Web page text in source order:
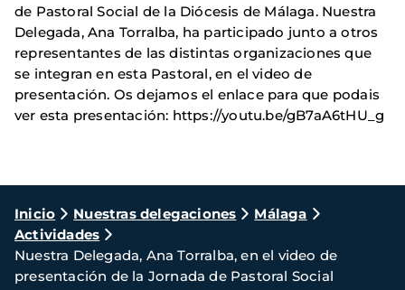
de Pastoral Social de la Diócesis de Málaga. Nuestra
Delegada, Ana Torralba, ha participado junto a otros
representantes de las distintas organizaciones que
se integran en esta Pastoral, en el video de
presentación. Os dejamos el enlace para que podais
ver esta presentación: https://youtu.be/gB7aA6tHU_g
Ruta
de
navegación
Inicio Nuestras delegaciones
Málaga
Actividades
Nuestra Delegada, Ana Torralba, en el video de
presentación de la Jornada de Pastoral Social